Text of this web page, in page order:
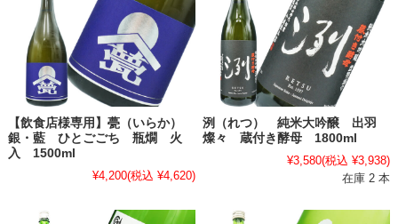
【飲食店様専用】甍（いらか）
銀・藍 ひとごごち 瓶燗 火
入 1500ml
¥4,200(税込 ¥4,620)
洌（れつ） 純米大吟醸 出羽
燦々 蔵付き酵母 1800ml
¥3,580(税込 ¥3,938)
在庫 2 本